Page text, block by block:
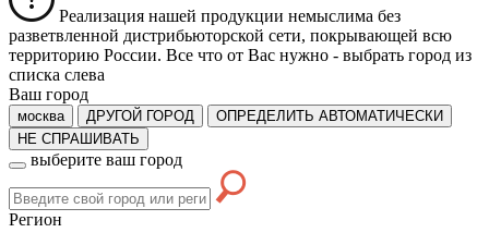
Реализация нашей продукции немыслима без
разветвленной дистрибьюторской сети, покрывающей всю
территорию России. Все что от Вас нужно - выбрать город из
списка слева
Ваш город
москва ДРУГОЙ ГОРОД
ОПРЕДЕЛИТЬ АВТОМАТИЧЕСКИ
НЕ СПРАШИВАТЬ
выберите ваш город
Регион